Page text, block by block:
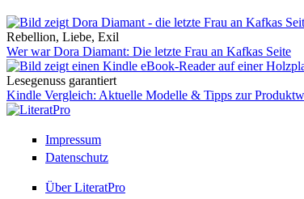
Rebellion, Liebe, Exil
Wer war Dora Diamant: Die letzte Frau an Kafkas Seite
Lesegenuss garantiert
Kindle Vergleich: Aktuelle Modelle & Tipps zur
Impressum
Datenschutz
Über LiteratPro